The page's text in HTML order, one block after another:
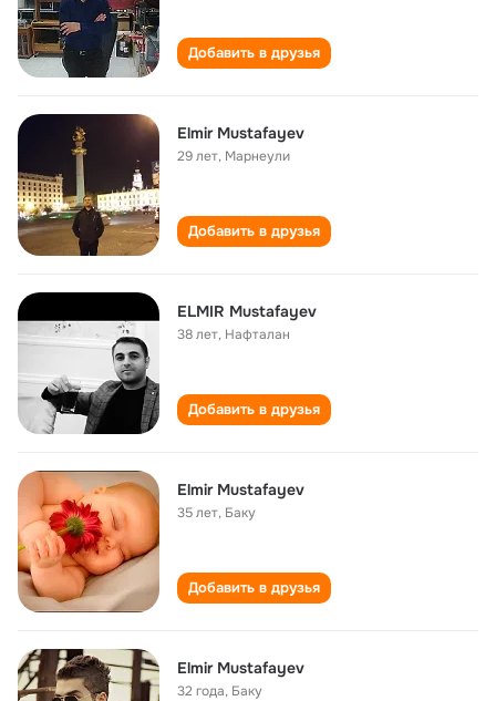
Добавить в друзья
Elmir Mustafayev
29 лет, Марнеули
Добавить в друзья
ELMIR Mustafayev
38 лет, Нафталан
Добавить в друзья
Elmir Mustafayev
35 лет, Баку
Добавить в друзья
Elmir Mustafayev
32 года, Баку